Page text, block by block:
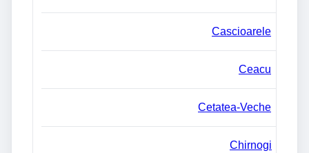
Cascioarele
Ceacu
Cetatea-Veche
Chirnogi